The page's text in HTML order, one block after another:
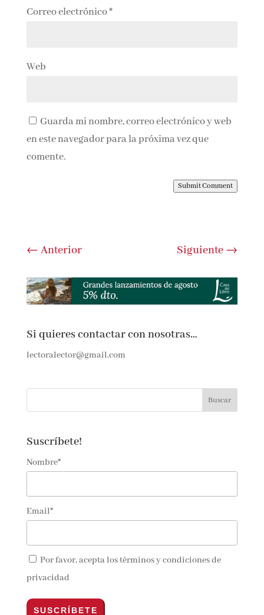
Correo electrónico*
Web
Guarda mi nombre, correo electrónico y web
en este navegador para la próxima vez que
comente.
Submit Comment
← Anterior Siguiente →
Si quieres contactar con nosotras…
lectoralector@gmail.com
Suscríbete!
Nombre*
Email*
Por favor, acepta lostérminos y condiciones de
privacidad